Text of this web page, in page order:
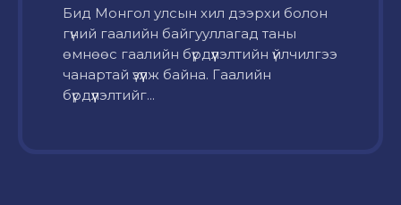
Бид Монгол улсын хил дээрхи болон
гүний гаалийн байгууллагад таны
өмнөөс гаалийн бүрдүүлэлтийн үйлчилгээ
чанартай үзүүлж байна. Гаалийн
бүрдүүлэлтийг...